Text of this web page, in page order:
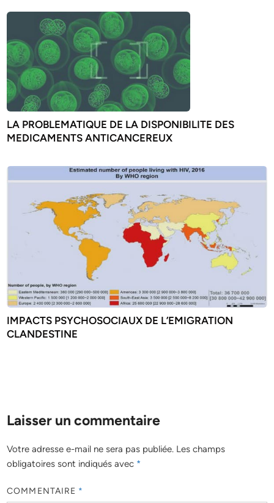
LA PROBLEMATIQUE DE LA DISPONIBILITE DES
MEDICAMENTS ANTICANCEREUX
IMPACTS PSYCHOSOCIAUX DE L’EMIGRATION
CLANDESTINE
Laisser un commentaire
Votre adresse e-mail ne sera pas publiée. Les champs
obligatoires sont indiqués avec *
COMMENTAIRE *